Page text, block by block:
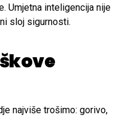
Umjetna inteligencija nije
sloj sigurnosti.
najviše trošimo: gorivo,